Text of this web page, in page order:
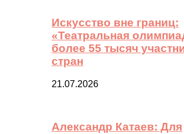
Искусство вне границ:
«Театральная
более 55 тысяч
стран
21.07.2026
Александр Катаев: Для